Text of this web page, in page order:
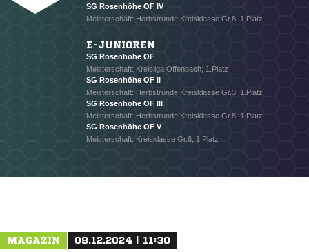
SG Rosenhöhe OF IV
Meisterschaft: Herbstrunde Kreisklasse Gr.8; 1.Platz
E-JUNIOREN
SG Rosenhöhe OF
Meisterschaft: Kreisliga Offenbach; 1.Platz
SG Rosenhöhe OF II
Meisterschaft: Herbstrunde Kreisklasse Gr.3; 1.Platz
SG Rosenhöhe OF III
Meisterschaft: Herbstrunde Kreisklasse Gr.8; 1.Platz
SG Rosenhöhe OF V
Meisterschaft: Kreisklasse Gr.6; 1.Platz
MAGAZIN 08.12.2024 | 11:30